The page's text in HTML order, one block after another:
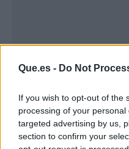
Que.es - Do Not
If you wish to opt-out of the
processing of your
targeted advertising by us,
section to confirm your